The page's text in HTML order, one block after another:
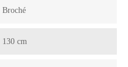
Broché
130 cm